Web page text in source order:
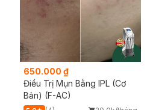
650.000 ₫
Điều Trị Mụn Bằng IPL (Cơ
Bản) (F-AC)